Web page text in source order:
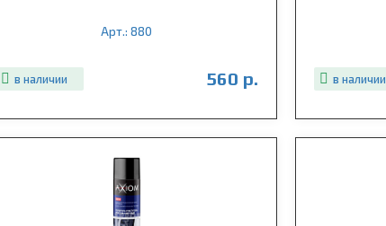
Арт.: 880
в наличии 560 р. в наличии